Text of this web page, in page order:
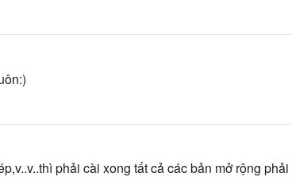
phải cài xong tất cả các bản mở rộng